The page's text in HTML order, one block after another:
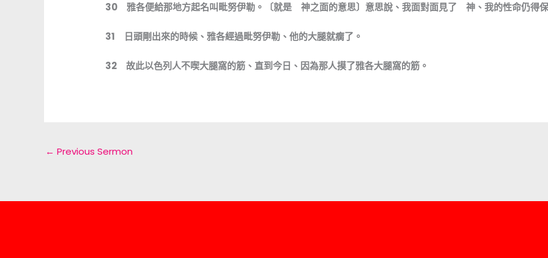
30雅各便給那地方起名叫毗努伊勒。〔就是 神之面的意思〕意思說、我面對面見了 神、我的性命仍得
31 日頭剛出來的時候、雅各經過毗努伊勒、他的大腿就瘸了。
32故此以色列人不喫大腿窩的筋、直到今日、因為那人摸了雅各大腿窩的筋。
← Previous Sermon